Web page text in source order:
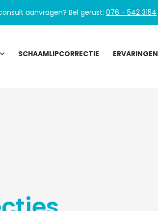
aanvragen? Bel gerust: 076 - 542 3154
SCHAAMLIPCORRECTIE ERVARINGEN